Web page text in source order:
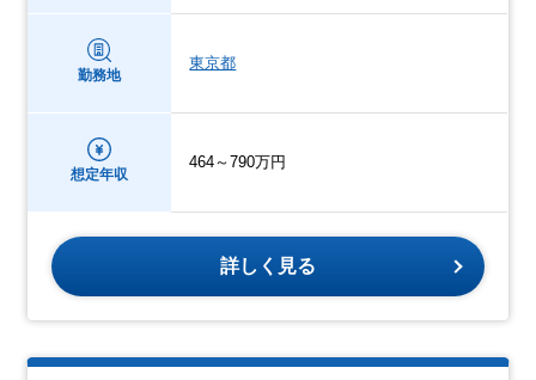
勤務地
東京都
想定年収
464～790万円
詳しく見る